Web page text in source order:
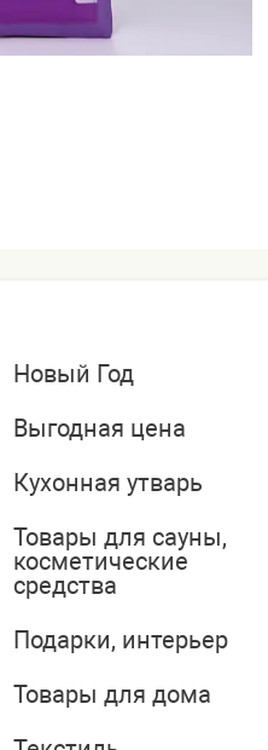
Новый Год
Выгодная цена
Кухонная утварь
Товары для сауны,
косметические
средства
Подарки, интерьер
Товары для дома